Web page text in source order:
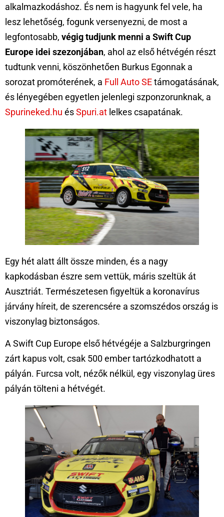
alkalmazkodáshoz. És nem is hagyunk fel vele, ha
lesz lehetőség, fogunk versenyezni, de most a
legfontosabb, végig tudjunk menni a Swift Cup
Europe idei szezonjában, ahol az első hétvégén részt
tudtunk venni, köszönhetően Burkus Egonnak a
sorozat promóterének, a Full Auto SEtámogatásának,
és lényegében egyetlen jelenlegi szponzorunknak, a
Spurineked.hu ésSpuri.at lelkes csapatának.
Egy hét alatt állt össze minden, és a nagy
kapkodásban észre sem vettük, máris szeltük át
Ausztriát. Természetesen figyeltük a koronavírus
járvány híreit, de szerencsére a szomszédos ország is
viszonylag biztonságos.
A Swift Cup Europe első hétvégéje a Salzburgringen
zárt kapus volt, csak 500 ember tartózkodhatott a
pályán. Furcsa volt, nézők nélkül, egy viszonylag üres
pályán tölteni a hétvégét.